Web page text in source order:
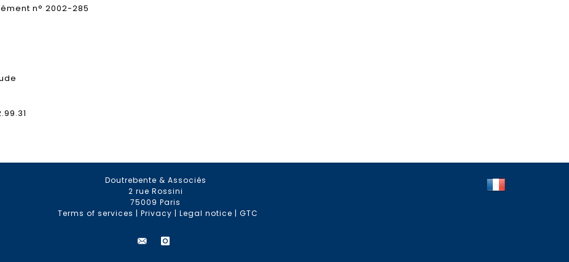
n° 2002-285
Doutrebente & Associés
2 rue Rossini
75009 Paris
Terms of services |Privacy |Legal notice |GTC